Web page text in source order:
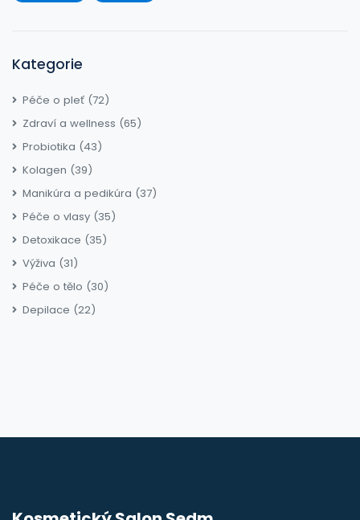
Kategorie
Péče o pleť (72)
Zdraví a wellness (65)
Probiotika (43)
Kolagen (39)
Manikúra a pedikúra (37)
Péče o vlasy (35)
Detoxikace (35)
Výživa (31)
Péče o tělo (30)
Depilace (22)